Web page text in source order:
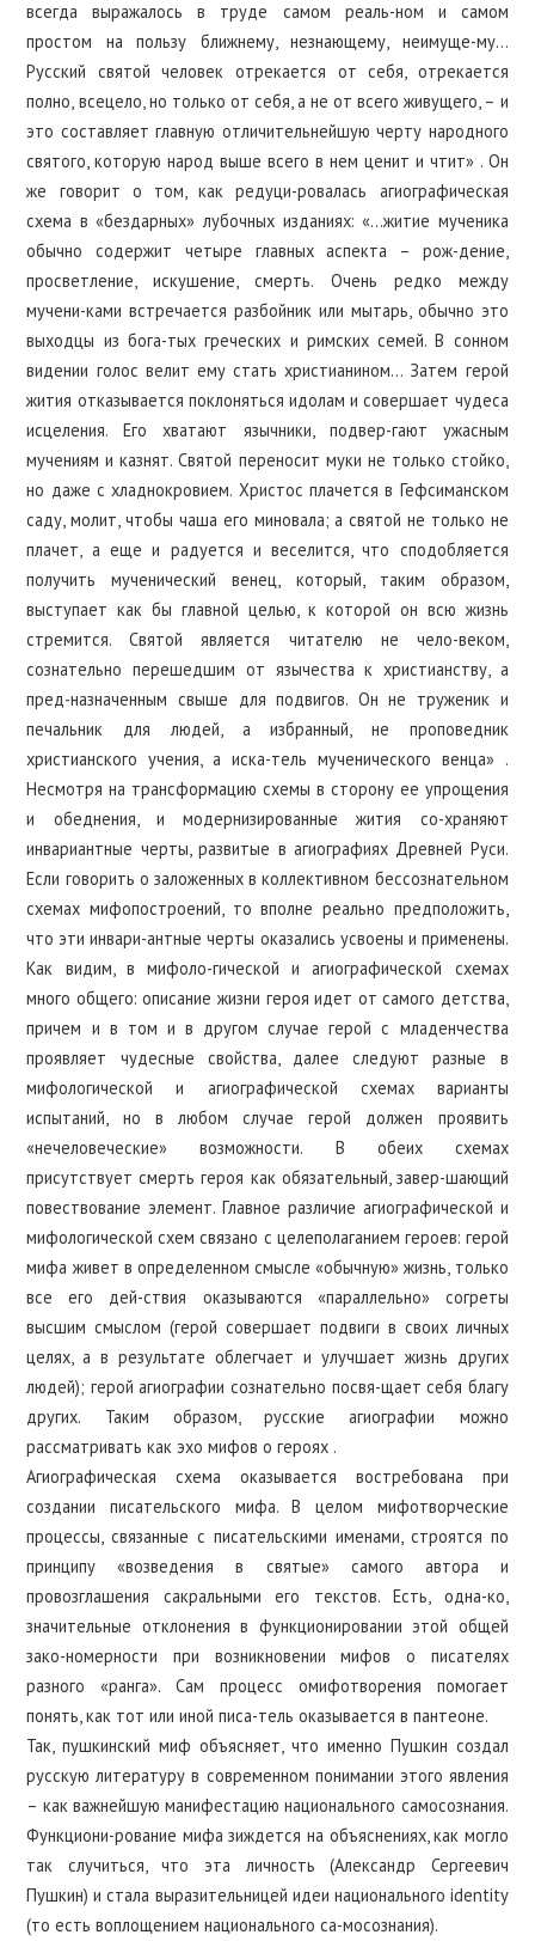
всегда выражалось в труде самом реаль-ном и самом
простом на пользу ближнему, незнающему, неимуще-му…
Русский святой человек отрекается от себя, отрекается
полно, всецело, но только от себя, а не от всего живущего, – и
это составляет главную отличительнейшую черту народного
святого, которую народ выше всего в нем ценит и чтит» . Он
же говорит о том, как редуци-ровалась агиографическая
схема в «бездарных» лубочных изданиях: «…житие мученика
обычно содержит четыре главных аспекта – рож-дение,
просветление, искушение, смерть. Очень редко между
мучени-ками встречается разбойник или мытарь, обычно это
выходцы из бога-тых греческих и римских семей. В сонном
видении голос велит ему стать христианином… Затем герой
жития отказывается поклоняться идолам и совершает чудеса
исцеления. Его хватают язычники, подвер-гают ужасным
мучениям и казнят. Святой переносит муки не только стойко,
но даже с хладнокровием. Христос плачется в Гефсиманском
саду, молит, чтобы чаша его миновала; а святой не только не
плачет, а еще и радуется и веселится, что сподобляется
получить мученический венец, который, таким образом,
выступает как бы главной целью, к которой он всю жизнь
стремится. Святой является читателю не чело-веком,
сознательно перешедшим от язычества к христианству, а
пред-назначенным свыше для подвигов. Он не труженик и
печальник для людей, а избранный, не проповедник
христианского учения, а иска-тель мученического венца» .
Несмотря на трансформацию схемы в сторону ее упрощения
и обеднения, и модернизированные жития со-храняют
инвариантные черты, развитые в агиографиях Древней Руси.
Если говорить о заложенных в коллективном бессознательном
схемах мифопостроений, то вполне реально предположить,
что эти инвари-антные черты оказались усвоены и применены.
Как видим, в мифоло-гической и агиографической схемах
много общего: описание жизни героя идет от самого детства,
причем и в том и в другом случае герой с младенчества
проявляет чудесные свойства, далее следуют разные в
мифологической и агиографической схемах варианты
испытаний, но в любом случае герой должен проявить
«нечеловеческие» возможности. В обеих схемах
присутствует смерть героя как обязательный, завер-шающий
повествование элемент. Главное различие агиографической и
мифологической схем связано с целеполаганием героев: герой
мифа живет в определенном смысле «обычную» жизнь, только
все его дей-ствия оказываются «параллельно» согреты
высшим смыслом (герой совершает подвиги в своих личных
целях, а в результате облегчает и улучшает жизнь других
людей); герой агиографии сознательно посвя-щает себя благу
других. Таким образом, русские агиографии можно
рассматривать как эхо мифов о героях .
Агиографическая схема оказывается востребована при
создании писательского мифа. В целом мифотворческие
процессы, связанные с писательскими именами, строятся по
принципу «возведения в святые» самого автора и
провозглашения сакральными его текстов. Есть, одна-ко,
значительные отклонения в функционировании этой общей
зако-номерности при возникновении мифов о писателях
разного «ранга». Сам процесс омифотворения помогает
понять, как тот или иной писа-тель оказывается в пантеоне.
Так, пушкинский миф объясняет, что именно Пушкин создал
русскую литературу в современном понимании этого явления
– как важнейшую манифестацию национального самосознания.
Функциони-рование мифа зиждется на объяснениях, как могло
так случиться, что эта личность (Александр Сергеевич
Пушкин) и стала выразительницей идеи национального identity
(то есть воплощением национального са-мосознания).